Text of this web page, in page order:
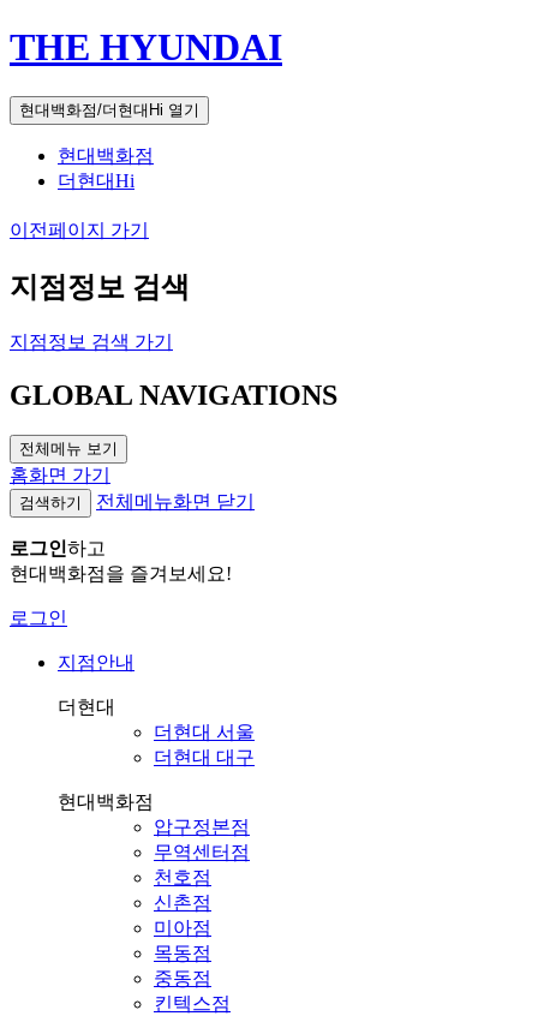
THE HYUNDAI
현대백화점/더현대Hi 열기
현대백화점
더현대Hi
이전페이지 가기
지점정보 검색
지점정보 검색 가기
GLOBAL NAVIGATIONS
전체메뉴 보기
홈화면 가기
검색하기 전체메뉴화면 닫기
로그인하고
현대백화점을 즐겨보세요!
로그인
지점안내
더현대
더현대 서울
더현대 대구
현대백화점
압구정본점
무역센터점
천호점
신촌점
미아점
목동점
중동점
킨텍스점